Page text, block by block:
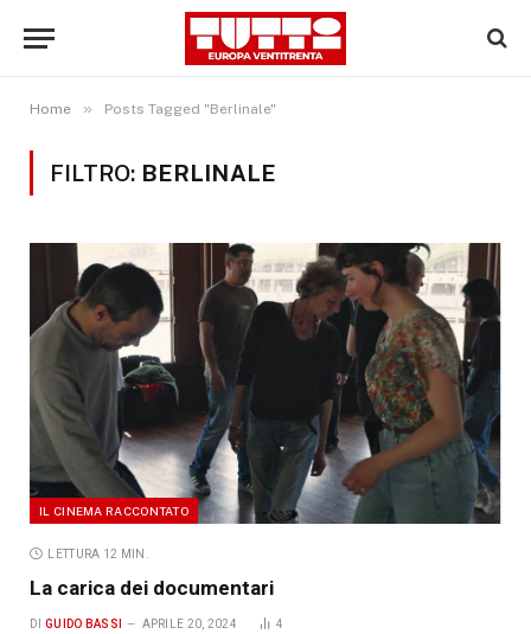
Home » Posts Tagged "Berlinale"
FILTRO: BERLINALE
IL CINEMA RACCONTATO
LETTURA 12 MIN.
La carica dei documentari
DI GUIDO BASSI APRILE 20, 2024 4